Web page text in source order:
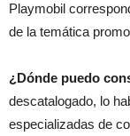
Playmobil
de la temática
¿Dónde puedo
descatalogado, lo
especializadas de